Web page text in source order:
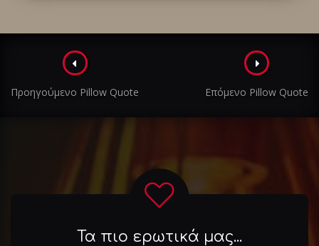
Πλοήγηση
στα
άρθρα
Προηγούμενο Pillow Quote Επόμενο Pillow Quote
Τα πιο ερωτικά μας...